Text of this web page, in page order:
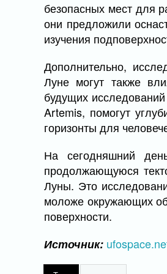
безопасных мест для
они предложили
изучения
Дополнительно,
Луне могут также
будущих
Artemis, помогут
горизонты для
На сегодняшний
продолжающуюся
Луны. Это
моложе окружающих
поверхности.
Источник: